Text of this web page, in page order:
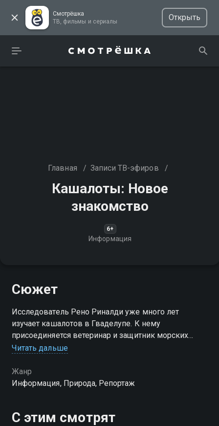
Смотрёшка
ТВ, фильмы и сериалы
Открыть
Главная / Записи ТВ-эфиров /
Кашалоты: Новое
знакомство
6+
Информация
Сюжет
Исследователь Рено Риналди уже много лет
изучает кашалотов в Гваделупе. К нему
присоединяется ветеринар и защитник морских
млекопитающих Пьер Галего
Читать дальше
Жанр
Информация, Природа, Репортаж
С этим смотрят